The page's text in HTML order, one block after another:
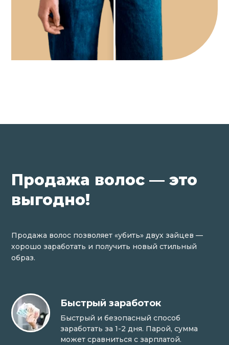
Продажа волос — это
выгодно!
Продажа волос позволяет «убить» двух зайцев —
хорошо заработать и получить новый стильный
образ.
Быстрый заработок
Быстрый и безопасный способ
заработать за 1-2 дня. Парой, сумма
может сравниться с зарплатой.